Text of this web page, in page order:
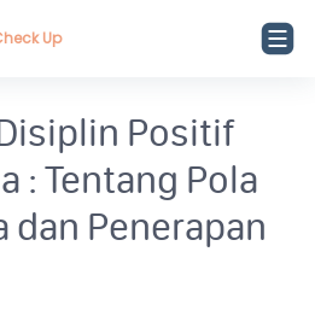
Up
Positif
: Tentang Pola
Penerapan